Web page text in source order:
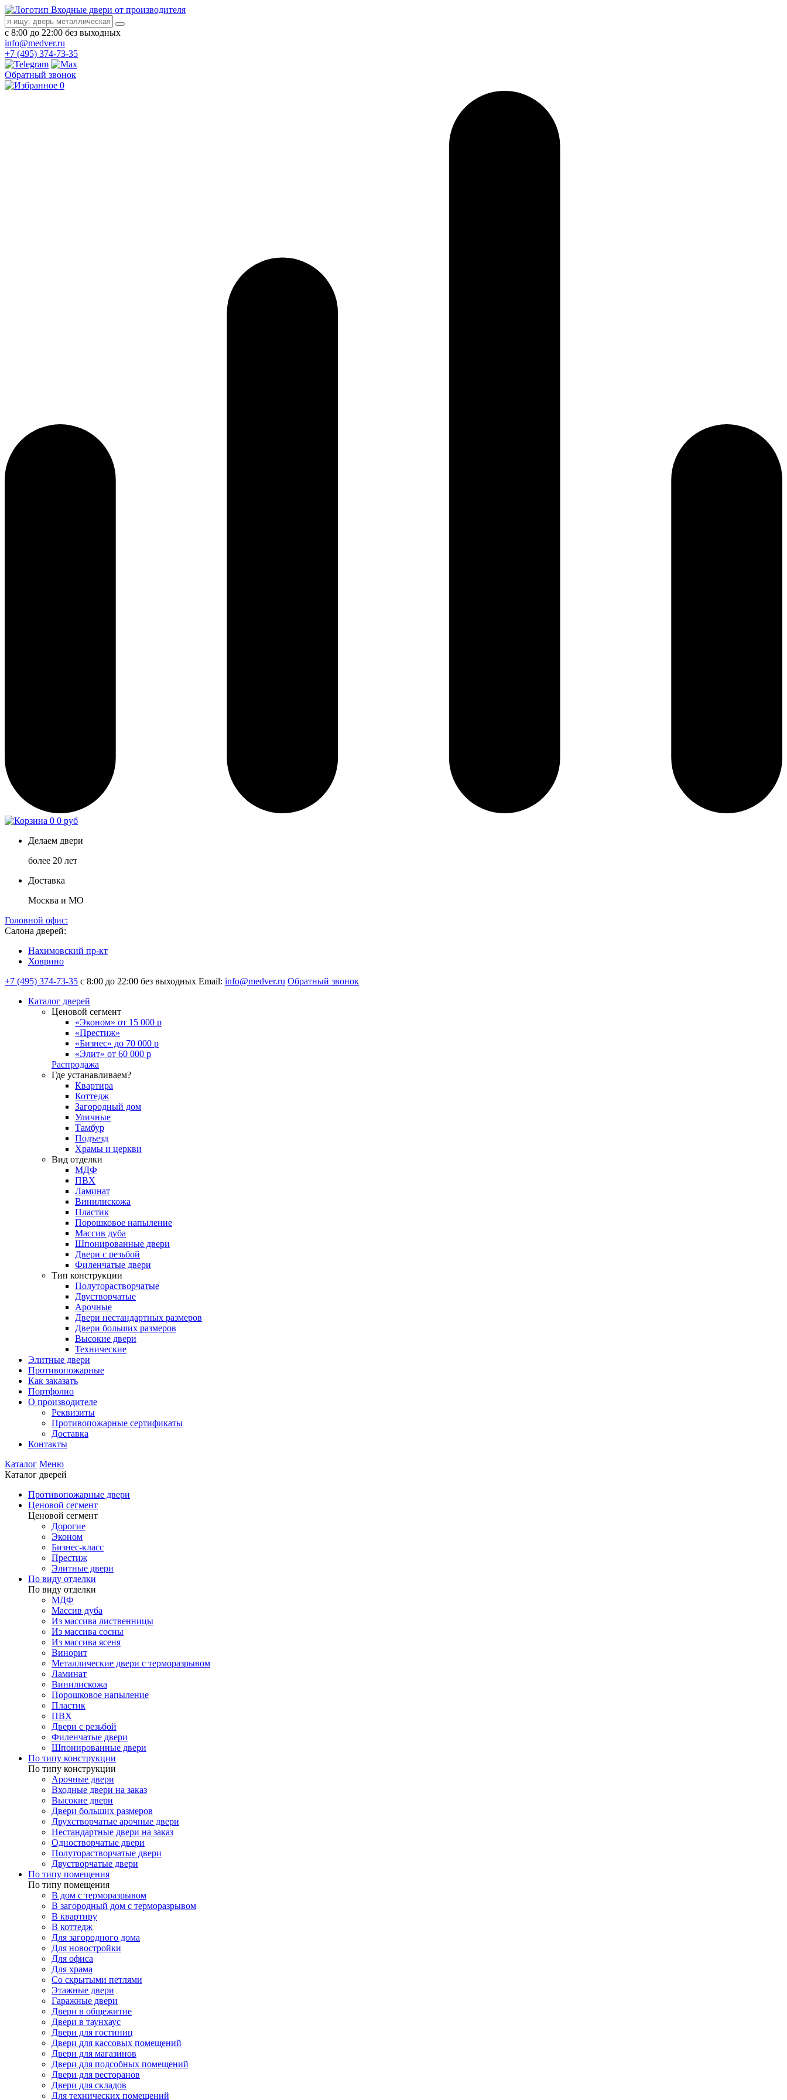
Входные двери от производителя
с 8:00 до 22:00 без выходных
info@medver.ru
+7 (495) 374-73-35
Обратный звонок
0
0 0 руб
Делаем двери
более 20 лет
Доставка
Москва и МО
Головной офис:
Салона дверей:
Нахимовский пр-кт
Ховрино
+7 (495) 374-73-35 с 8:00 до 22:00 без выходных Email: info@medver.ru Обратный звонок
Каталог дверей
Ценовой сегмент
«Эконом» от 15 000 р
«Престиж»
«Бизнес» до 70 000 р
«Элит» от 60 000 р
Распродажа
Где устанавливаем?
Квартира
Коттедж
Загородный дом
Уличные
Тамбур
Подъезд
Храмы и церкви
Вид отделки
МДФ
ПВХ
Ламинат
Винилискожа
Пластик
Порошковое напыление
Массив дуба
Шпонированные двери
Двери с резьбой
Филенчатые двери
Тип конструкции
Полуторастворчатые
Двустворчатые
Арочные
Двери нестандартных размеров
Двери больших размеров
Высокие двери
Технические
Элитные двери
Противопожарные
Как заказать
Портфолио
О производителе
Реквизиты
Противопожарные сертификаты
Доставка
Контакты
Каталог Меню
Каталог дверей
Противопожарные двери
Ценовой сегмент
Ценовой сегмент
Дорогие
Эконом
Бизнес-класс
Престиж
Элитные двери
По виду отделки
По виду отделки
МДФ
Массив дуба
Из массива лиственницы
Из массива сосны
Из массива ясеня
Винорит
Металлические двери с терморазрывом
Ламинат
Винилискожа
Порошковое напыление
Пластик
ПВХ
Двери с резьбой
Филенчатые двери
Шпонированные двери
По типу конструкции
По типу конструкции
Арочные двери
Входные двери на заказ
Высокие двери
Двери больших размеров
Двухстворчатые арочные двери
Нестандартные двери на заказ
Одностворчатые двери
Полуторастворчатые двери
Двустворчатые двери
По типу помещения
По типу помещения
В дом с терморазрывом
В загородный дом с терморазрывом
В квартиру
В коттедж
Для загородного дома
Для новостройки
Для офиса
Для храма
Со скрытыми петлями
Этажные двери
Гаражные двери
Двери в общежитие
Двери в таунхаус
Двери для гостиниц
Двери для кассовых помещений
Двери для магазинов
Двери для подсобных помещений
Двери для ресторанов
Двери для складов
Для технических помещений